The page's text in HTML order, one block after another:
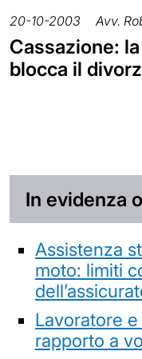
20-10-2003 Avv.
Cassazione:
blocca il
In evidenza
Assistenza
moto: limiti
Lavoratore
rapporto a